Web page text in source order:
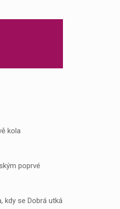
kola
poprvé
kdy se Dobrá utká